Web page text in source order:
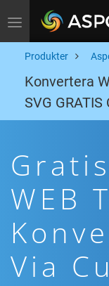
Toggle navigation
Produkter
Konvertera
SVG
WEB
Via